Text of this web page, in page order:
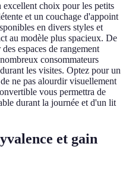
excellent choix pour les petits
et un couchage d'appoint
en divers styles et
au modèle plus spacieux. De
espaces de rangement
consommateurs
les visites. Optez pour un
ne pas alourdir visuellement
vous permettra de
durant la journée et d'un lit
et gain